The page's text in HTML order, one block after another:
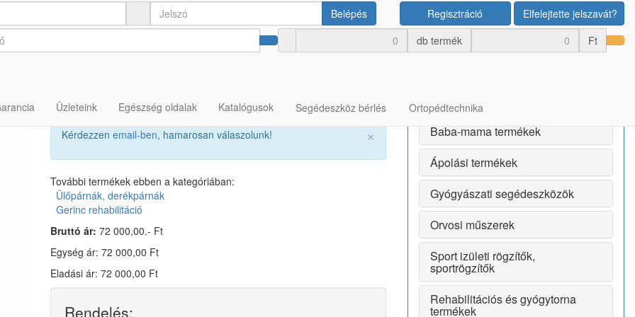
Belépés Regisztráció
Elfelejtette jelszavát?
db termék
Ft
Üzleteink Egészség oldalak Katalógusok Segédeszköz bérlés Ortopédtechnika
AIRGO
×
Kérdezzen email-ben, hamarosan válaszolunk!
További termékek ebben a kategóriában:
Ülőpárnák, derékpárnák
Gerinc rehabilitáció
Bruttó ár: 72 000,00.- Ft
Egység ár: 72 000,00 Ft
Eladási ár: 72 000,00 Ft
Rendelés:
Termék kategóriák
Bérlés
Egészségmegőrző termékek
Baba-mama termékek
Ápolási termékek
Gyógyászati segédeszközök
Orvosi műszerek
Sport izületi rögzítők,
sportrögzítők
Rehabilitációs és gyógytorna
termékek